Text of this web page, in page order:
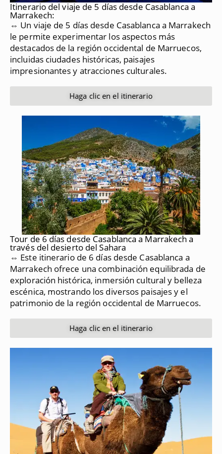
Itinerario del viaje de 5 días desde Casablanca a
Marrakech:
⇔ Un viaje de 5 días desde Casablanca a Marrakech
le permite experimentar los aspectos más
destacados de la región occidental de Marruecos,
incluidas ciudades históricas, paisajes
impresionantes y atracciones culturales.
Haga clic en el itinerario
Tour de 6 días desde Casablanca a Marrakech a
través del desierto del Sahara
⇔ Este itinerario de 6 días desde Casablanca a
Marrakech ofrece una combinación equilibrada de
exploración histórica, inmersión cultural y belleza
escénica, mostrando los diversos paisajes y el
patrimonio de la región occidental de Marruecos.
Haga clic en el itinerario